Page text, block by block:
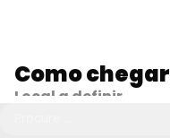
Como chegar
Local a definir